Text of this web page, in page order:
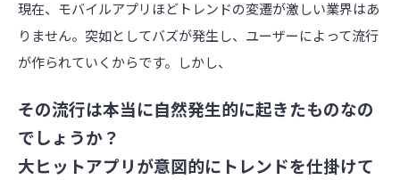
現在、モバイルアプリほどトレンドの変遷が激しい業界はあ
りません。突如としてバズが発生し、ユーザーによって流行
が作られていくからです。しかし、
その流行は本当に自然発生的に起きたものなの
でしょうか？
大ヒットアプリが意図的にトレンドを仕掛けて